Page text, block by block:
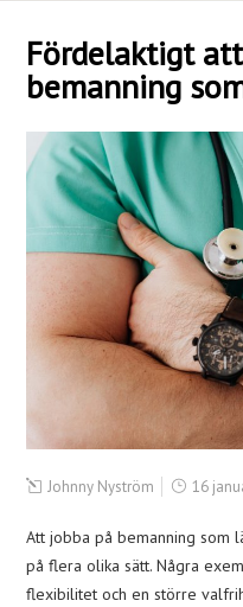
Fördelaktigt
bemanning
Johnny Nyström 16
Att jobba på bemanning som
på flera olika sätt. Några
flexibilitet och en större